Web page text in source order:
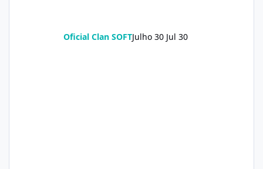
Oficial Clan SOFTJulho 30 Jul 30